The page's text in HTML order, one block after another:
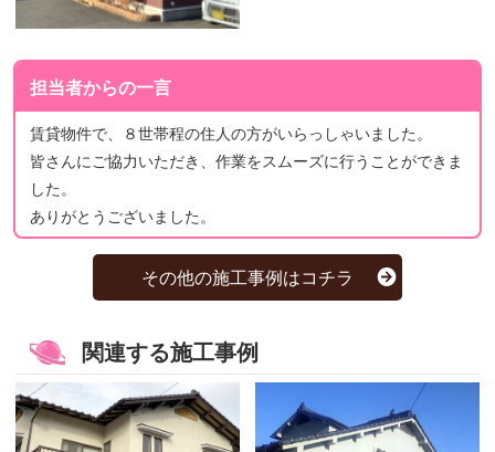
担当者からの一言
賃貸物件で、８世帯程の住人の方がいらっしゃいました。
皆さんにご協力いただき、作業をスムーズに行うことができま
した。
ありがとうございました。
その他の施工事例はコチラ
関連する施工事例